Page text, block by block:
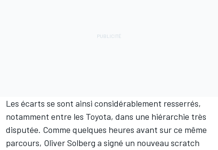
Les écarts se sont ainsi considérablement resserrés,
notamment entre les Toyota, dans une hiérarchie très
disputée. Comme quelques heures avant sur ce même
parcours, Oliver Solberg a signé un nouveau scratch